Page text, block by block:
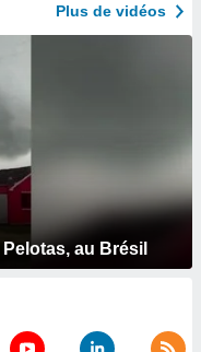
Plus de vidéos
au Brésil